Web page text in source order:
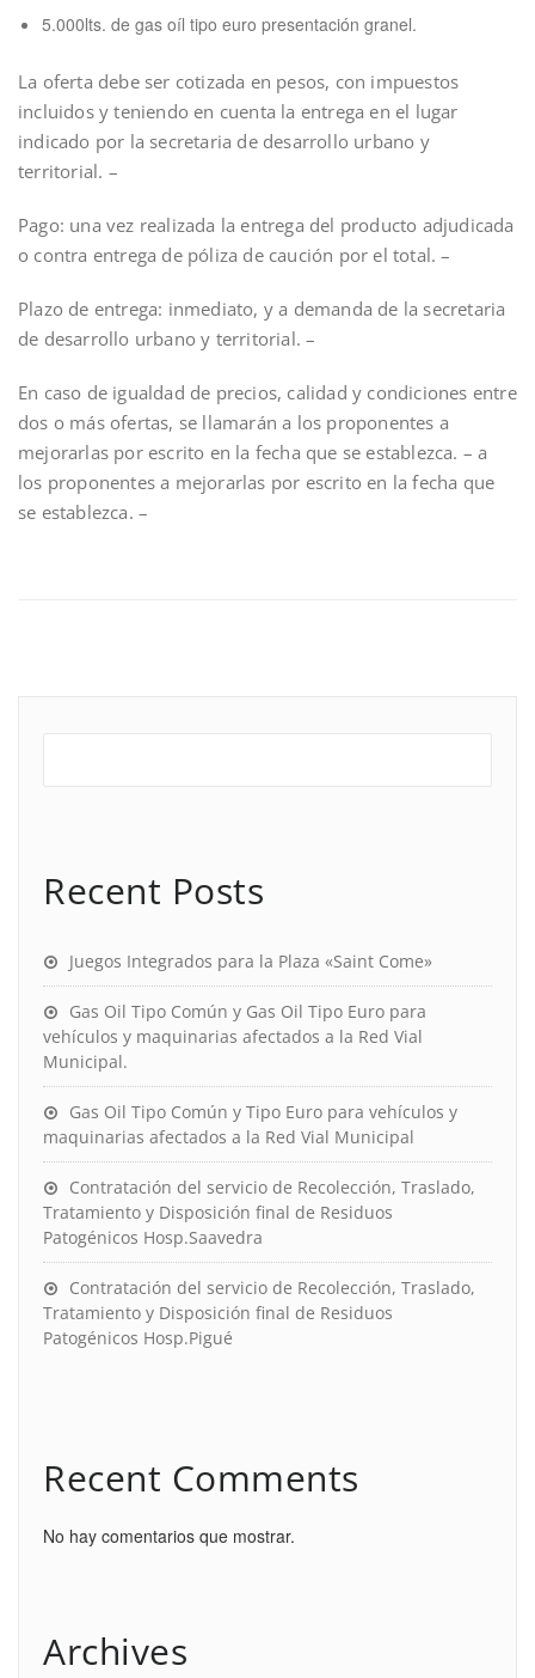
5.000lts. de gas oíl tipo euro presentación granel.
La oferta debe ser cotizada en pesos, con impuestos
incluidos y teniendo en cuenta la entrega en el lugar
indicado por la secretaria de desarrollo urbano y
territorial. –
Pago: una vez realizada la entrega del producto adjudicada
o contra entrega de póliza de caución por el total. –
Plazo de entrega: inmediato, y a demanda de la secretaria
de desarrollo urbano y territorial. –
En caso de igualdad de precios, calidad y condiciones entre
dos o más ofertas, se llamarán a los proponentes a
mejorarlas por escrito en la fecha que se establezca. – a
los proponentes a mejorarlas por escrito en la fecha que
se establezca. –
Recent Posts
Juegos Integrados para la Plaza «Saint Come»
Gas Oil Tipo Común y Gas Oil Tipo Euro para
vehículos y maquinarias afectados a la Red Vial
Municipal.
Gas Oil Tipo Común y Tipo Euro para vehículos y
maquinarias afectados a la Red Vial Municipal
Contratación del servicio de Recolección, Traslado,
Tratamiento y Disposición final de Residuos
Patogénicos Hosp.Saavedra
Contratación del servicio de Recolección, Traslado,
Tratamiento y Disposición final de Residuos
Patogénicos Hosp.Pigué
Recent Comments
No hay comentarios que mostrar.
Archives